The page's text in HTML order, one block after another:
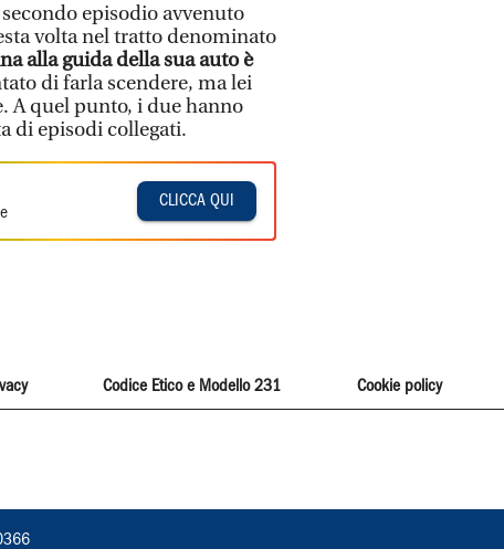
episodio avvenuto
volta nel tratto denominato
alla guida della sua auto è
di farla scendere, ma lei
A quel punto, i due hanno
di episodi collegati.
CLICCA QUI
Codice Etico e Modello 231 Cookie policy